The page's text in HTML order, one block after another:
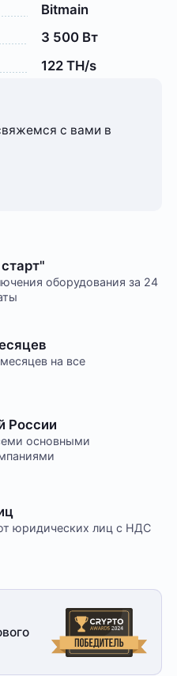
Bitmain
3 500 Вт
122 TH/s
с вами в
оборудования за 24
на все
России
основными
юридических лиц с НДС